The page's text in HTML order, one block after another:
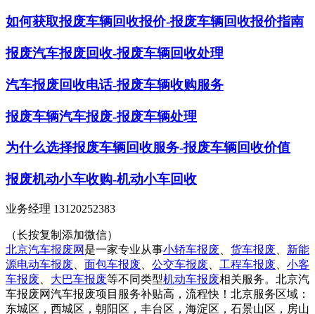
如何获取报废车辆回收报价-报废车辆回收报价指南
报废汽车报废回收-报废车辆回收处理
汽车报废回收电话-报废车辆收购服务
报废车辆汽车报废-报废车辆处理
为什么选择报废车辆回收服务-报废车辆回收价值
报废机动小车收购-机动小车回收
业务经理 13120252383
（长按复制添加微信）
北京汽车报废网 是一家专业从事小轿车报废 货车报废
新能
源电动车报废
面包车报废 公交车报废 工程车报废
小客
车报废
大巴车报废等不同类型机动车报废相关服务。北京汽
车报废网汽车报废项目服务补贴高，流程快！北京服务区域：
东城区，西城区，朝阳区，丰台区，海淀区，石景山区，房山